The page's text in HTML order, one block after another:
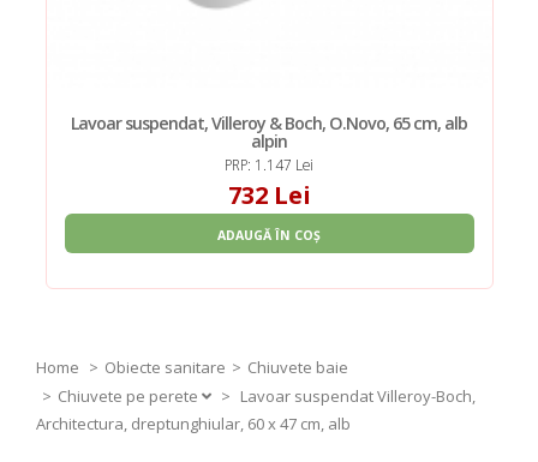
Lavoar suspendat, Villeroy & Boch, O.Novo, 65 cm, alb
alpin
PRP: 1.147 Lei
732 Lei
ADAUGĂ ÎN COȘ
Home Obiecte sanitare
Chiuvete baie
Chiuvete pe perete
> Lavoar suspendat Villeroy-Boch,
Architectura, dreptunghiular, 60 x 47 cm, alb